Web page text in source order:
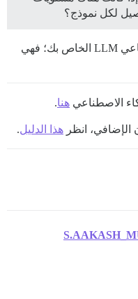
لكل نموذج؟
سيعتمد ذلك على مزود الذكاء الاصطناعي LLM الخاص بك؛ فهي
الاصطناعي هنا.
الإضافي، انظر هذا الدليل.